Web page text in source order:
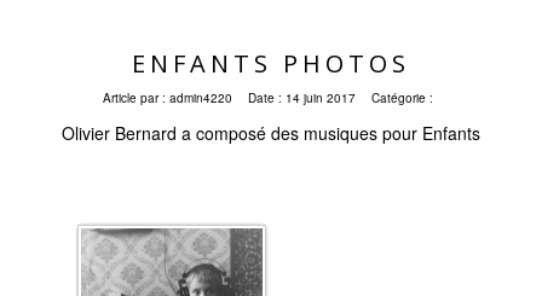
ENFANTS PHOTOS
Article par : admin4220 Date : 14 juin 2017 Catégorie :
Olivier Bernard a composé des musiques pour Enfants